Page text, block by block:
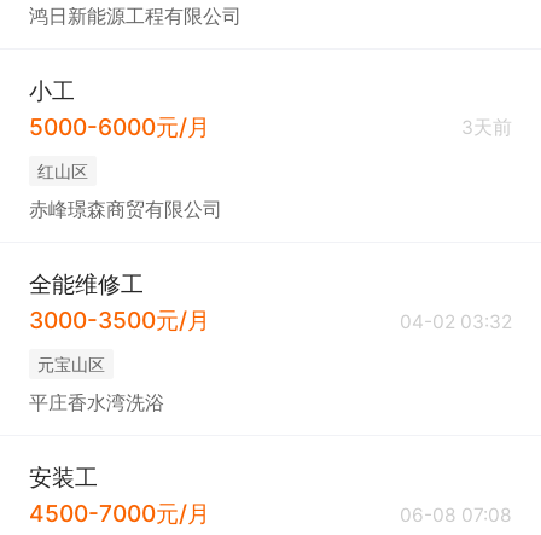
鸿日新能源工程有限公司
小工
5000-6000元/月
3天前
红山区
赤峰璟森商贸有限公司
全能维修工
3000-3500元/月
04-02 03:32
元宝山区
平庄香水湾洗浴
安装工
4500-7000元/月
06-08 07:08